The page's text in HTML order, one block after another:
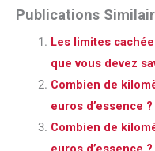
Publications
Les limites cachées de la bombe anti-crevaison : ce
que vous devez
Combien de kilomètres peut-on parcourir avec 10
euros d’essence ?
Combien de kilomètres peut-on parcourir avec 20